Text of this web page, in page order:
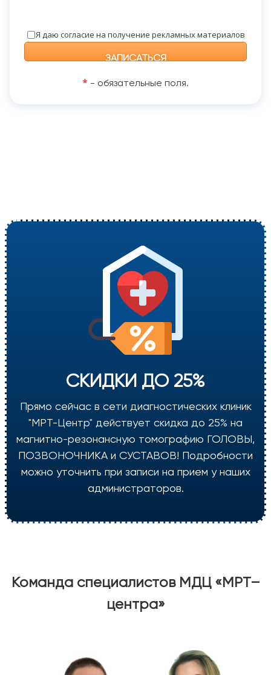
Я даю согласие на получение рекламных материалов
* - обязательные поля.
СКИДКИ ДО 25%
Прямо сейчас в сети диагностических клиник
"МРТ-Центр" действует скидка до 25% на
магнитно-резонансную томографию ГОЛОВЫ,
ПОЗВОНОЧНИКА и СУСТАВОВ! Подробности
можно уточнить при записи на прием у наших
администраторов.
Команда специалистов МДЦ «МРТ–
центра»